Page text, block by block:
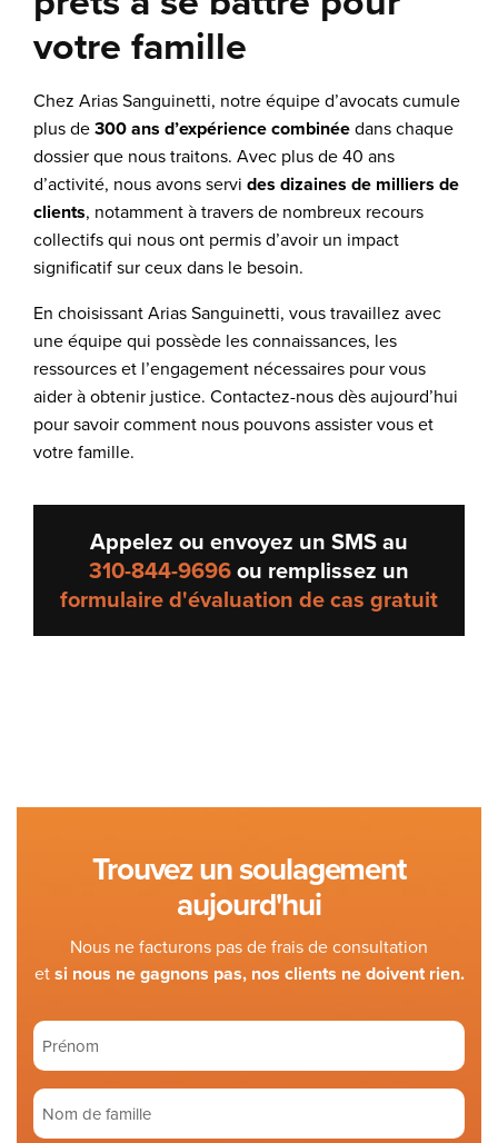
votre famille
Chez Arias Sanguinetti, notre équipe d’avocats cumule
plus de300 ans d’expérience combinéedans chaque
dossier que nous traitons. Avec plus de 40 ans
d’activité, nous avons servi des dizaines de milliers de
clients, notamment à travers de nombreux recours
collectifs qui nous ont permis d’avoir un impact
significatif sur ceux dans le besoin.
En choisissant Arias Sanguinetti, vous travaillez avec
une équipe qui possède les connaissances, les
ressources et l’engagement nécessaires pour vous
aider à obtenir justice. Contactez-nous dès aujourd’hui
pour savoir comment nous pouvons assister vous et
votre famille.
Appelez ou envoyez un SMS au
310-844-9696ou remplissez un
formulaire d'évaluation de cas gratuit
Trouvez un soulagement
aujourd'hui
Nous ne facturons pas de frais de consultation
etsi nous ne gagnons pas, nos clients ne doivent rien.
Prénom
(Required)
Nom
de